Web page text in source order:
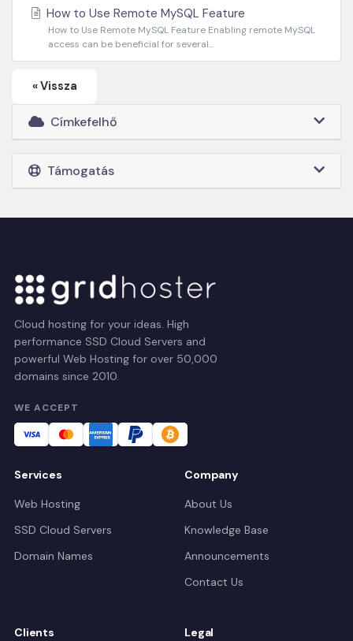
How to Use Remote MySQL Feature
How to Use Remote MySQL Feature Enabling remote MySQL
access can be beneficial for several...
« Vissza
Címkefelhő
Támogatás
Cloud hosting for your ideas. High
performance SSD Cloud Servers and
powerful Web Hosting for over 50,000
domains since 2010.
WE ACCEPT
Services
Web Hosting
SSD Cloud Servers
Domain Names
Company
About Us
Knowledge Base
Announcements
Contact Us
Clients Legal